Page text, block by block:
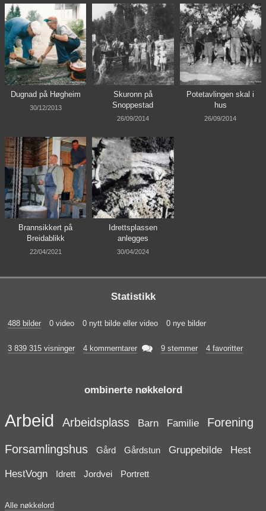
Dugnad på Høgheim
30/12/2013
Skuronn på
Snoppestad
26/09/2014
Potetavlingen skal i
hus
26/09/2014
Brannsikkert på
Breidablikk
22/04/2021
Idrettsplassen
anlegges
30/04/2024
Statistikk
488 bilder 0 video 0 nytt bilde eller video 0 nye bilder
3 839 315 visninger 4 kommerntarer  9 stemmer 4 favoritter
ombinerte nøkkelord
Arbeid Arbeidsplass Barn Familie Forening
Forsamlingshus Gård Gårdstun Gruppebilde Hest
HestVogn Idrett Jordvei Portrett
Alle nøkkelord